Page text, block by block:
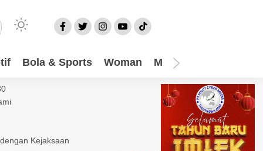
Bola & Sports Woman Mom
Kejaksaan